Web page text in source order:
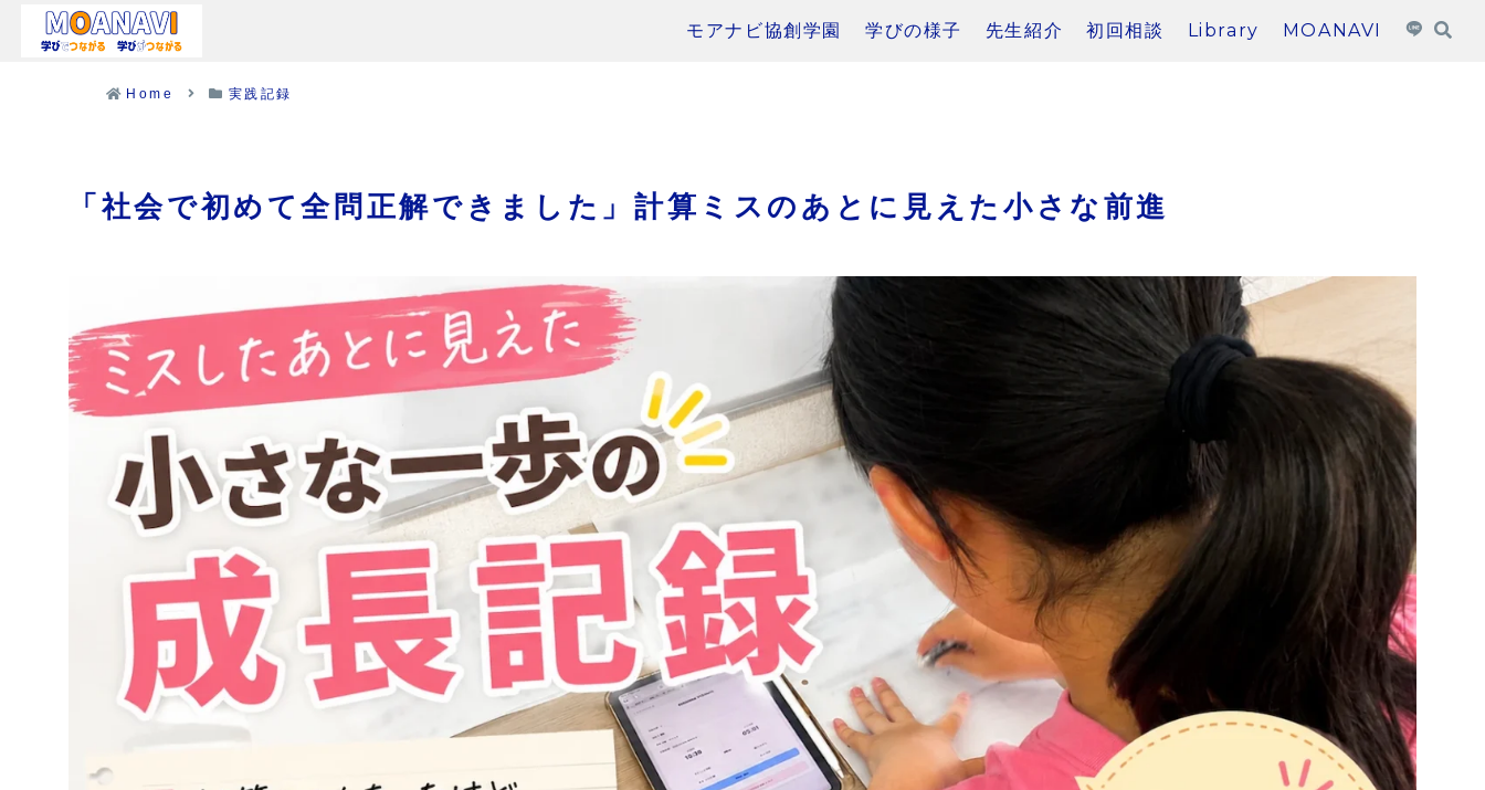
モアナビ協創学園 学びの様子 先生紹介 初回相談 Library MOANAVI
Home 実践記録
「社会で初めて全問正解できました」計算ミスのあとに見えた小さな前進